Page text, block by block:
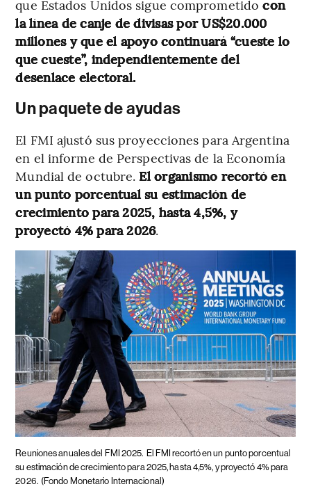
que Estados Unidos sigue comprometido con
la línea de canje de divisas por US$20.000
millones y que el apoyo continuará “cueste lo
que cueste”, independientemente del
desenlace electoral.
Un paquete de ayudas
El FMI ajustó sus proyecciones para Argentina
en el informe de Perspectivas de la Economía
Mundial de octubre. El organismo recortó en
un punto porcentual su estimación de
crecimiento para 2025, hasta 4,5%, y
proyectó 4% para 2026.
Reuniones anuales del FMI 2025. El FMI recortó en un punto porcentual
su estimación de crecimiento para 2025, hasta 4,5%, y proyectó 4% para
2026. (Fondo Monetario Internacional)